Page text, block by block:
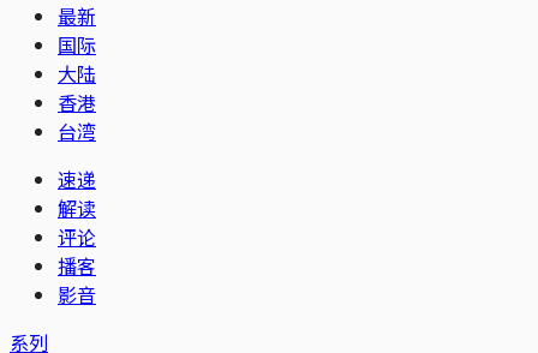
最新
国际
大陆
香港
台湾
速递
解读
评论
播客
影音
系列